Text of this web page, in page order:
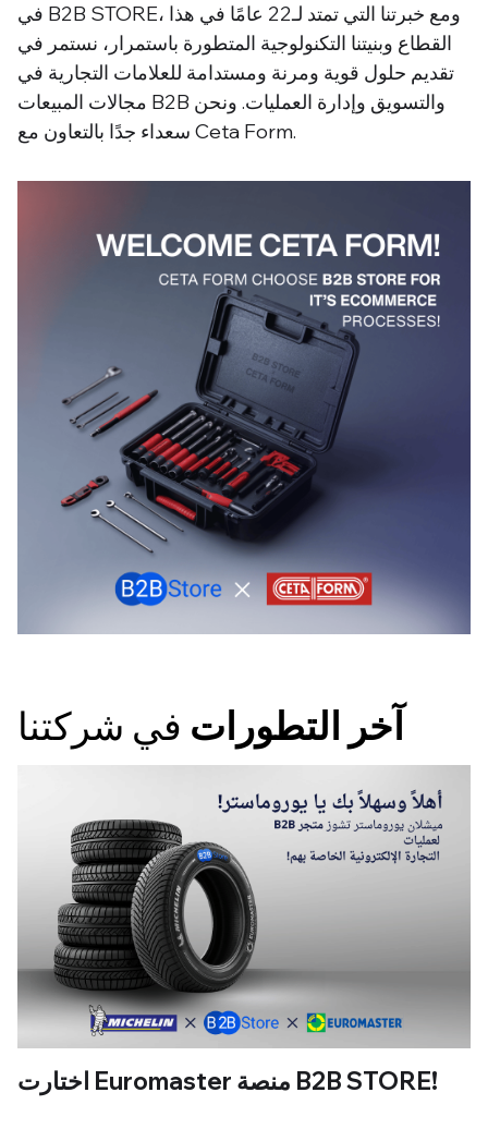
في B2B STORE، ومع خبرتنا التي تمتد لـ22 عامًا في هذا
القطاع وبنيتنا التكنولوجية المتطورة باستمرار، نستمر في
تقديم حلول قوية ومرنة ومستدامة للعلامات التجارية في
مجالات المبيعات B2B والتسويق وإدارة العمليات. ونحن
سعداء جدًا بالتعاون مع Ceta Form.
آخر التطورات في شركتنا
اختارت Euromaster منصة B2B STORE!